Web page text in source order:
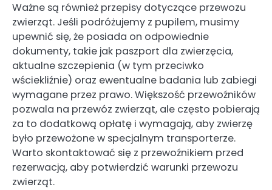
Ważne są również przepisy dotyczące przewozu
zwierząt. Jeśli podróżujemy z pupilem, musimy
upewnić się, że posiada on odpowiednie
dokumenty, takie jak paszport dla zwierzęcia,
aktualne szczepienia (w tym przeciwko
wściekliźnie) oraz ewentualne badania lub zabiegi
wymagane przez prawo. Większość przewoźników
pozwala na przewóz zwierząt, ale często pobierają
za to dodatkową opłatę i wymagają, aby zwierzę
było przewożone w specjalnym transporterze.
Warto skontaktować się z przewoźnikiem przed
rezerwacją, aby potwierdzić warunki przewozu
zwierząt.